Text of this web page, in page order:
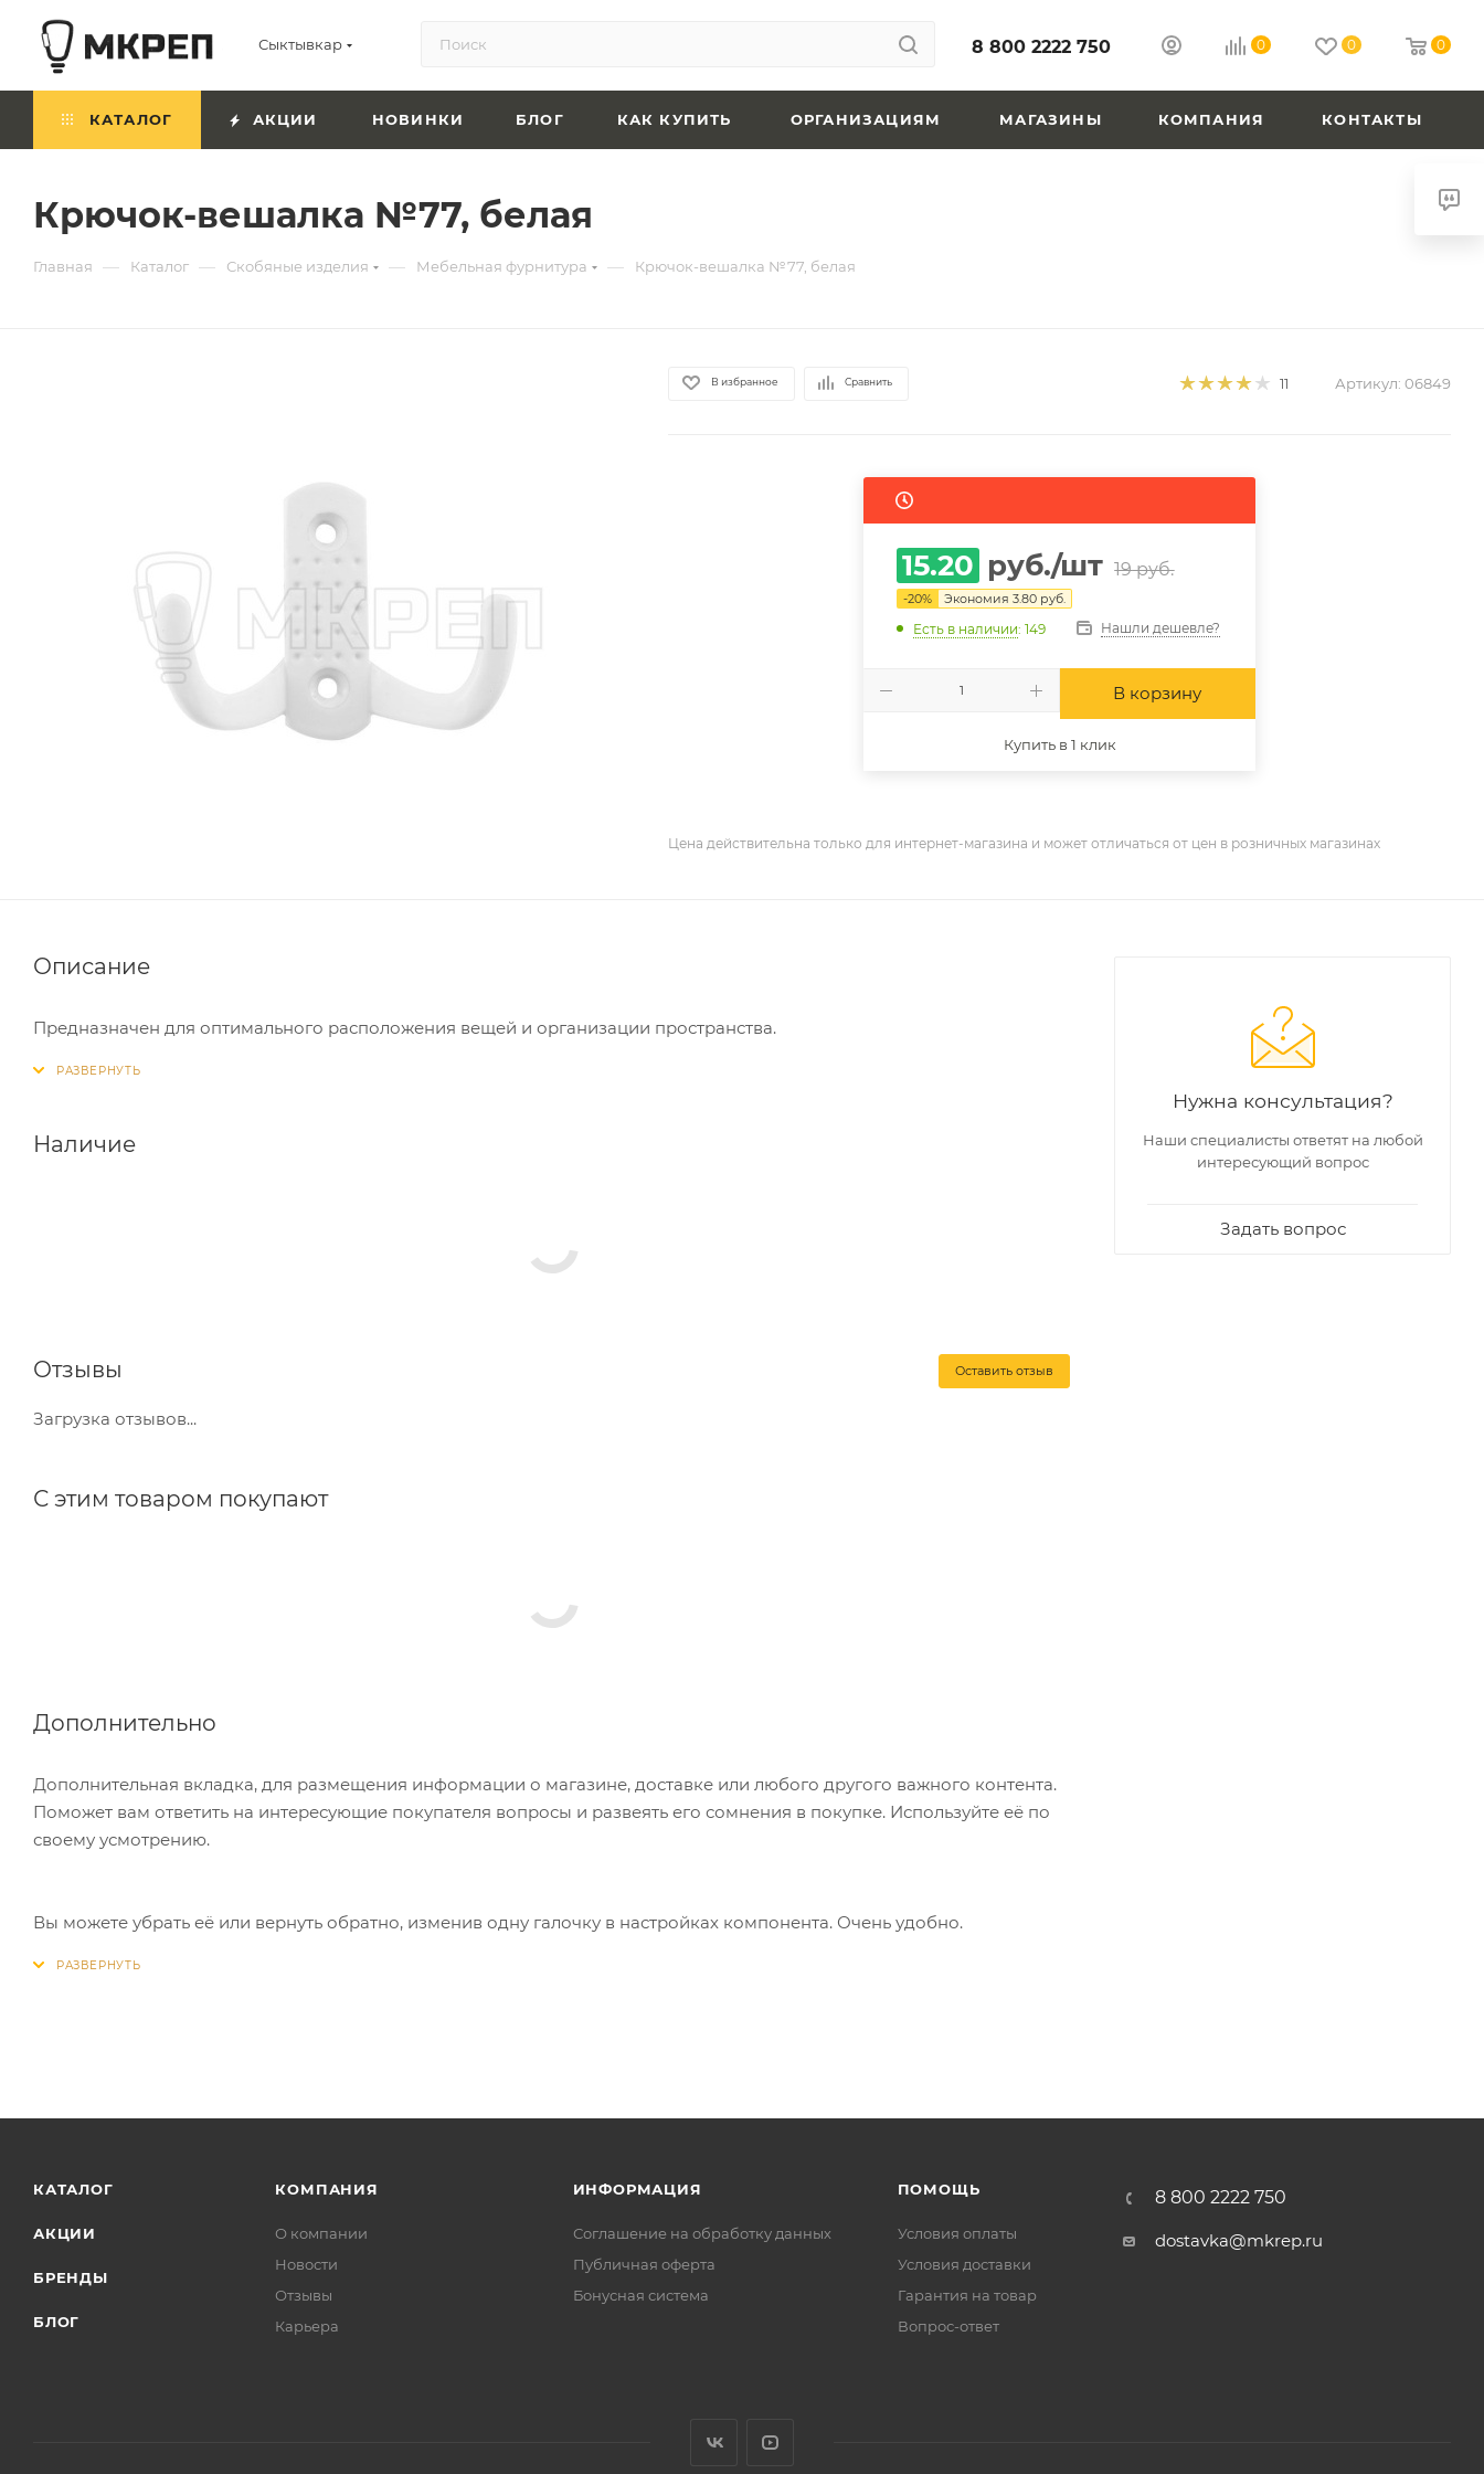
Сыктывкар 8 800 2222 750 0 0 0
КАТАЛОГ АКЦИИ НОВИНКИ БЛОГ КАК КУПИТЬ ОРГАНИЗАЦИЯМ МАГАЗИНЫ КОМПАНИЯ КОНТАКТЫ
Крючок-вешалка №77, белая
Главная — Каталог — Скобяные изделия — Мебельная фурнитура — Крючок-вешалка №77, белая
В избранное Сравнить 11 Артикул: 06849
15.20 руб./шт 19руб.
-20% Экономия3.80 руб.
Есть в наличии: 149 Нашли дешевле?
В корзину
Купить в 1 клик
Цена действительна только для интернет-магазина и может отличаться от цен в розничных магазинах
Описание
Предназначен для оптимального расположения вещей и организации пространства.
Наличие
Отзывы Оставить отзыв
Загрузка отзывов...
С этим товаром покупают
Дополнительно
Дополнительная вкладка, для размещения информации о магазине, доставке или любого другого важного контента.
Поможет вам ответить на интересующие покупателя вопросы и развеять его сомнения в покупке. Используйте её по
своему усмотрению.
Вы можете убрать её или вернуть обратно, изменив одну галочку в настройках компонента. Очень удобно.
Нужна консультация?
Наши специалисты ответят на любой
интересующий вопрос
Задать вопрос
КАТАЛОГ
АКЦИИ
БРЕНДЫ
БЛОГ
КОМПАНИЯ
О компании
Новости
Отзывы
Карьера
ИНФОРМАЦИЯ
Соглашение на обработку данных
Публичная оферта
Бонусная система
ПОМОЩЬ
Условия оплаты
Условия доставки
Гарантия на товар
Вопрос-ответ
8 800 2222 750
dostavka@mkrep.ru